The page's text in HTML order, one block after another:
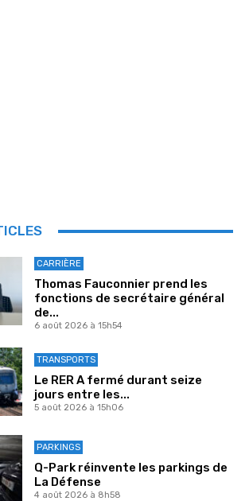
CARRIÈRE
Thomas Fauconnier prend les
fonctions de secrétaire général
de...
6 août 2026 à 15h54
TRANSPORTS
Le RER A fermé durant seize
jours entre les...
5 août 2026 à 15h06
PARKINGS
Q-Park réinvente les parkings de
La Défense
4 août 2026 à 8h58